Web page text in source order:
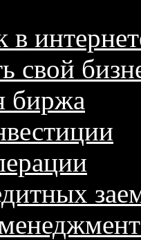
в
свой
биржа